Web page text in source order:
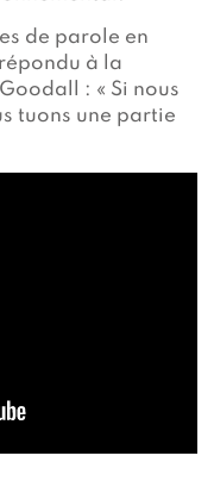
de parole en
à la
: « Si nous
tuons une partie